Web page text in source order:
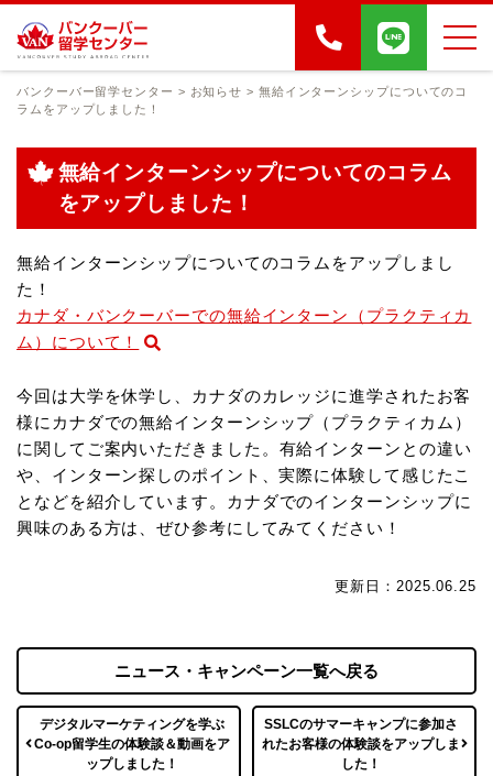
バンクーバー留学センター > お知らせ > 無給インターンシップについてのコ
ラムをアップしました！
無給インターンシップについてのコラム
をアップしました！
無給インターンシップについてのコラムをアップしまし
た！
カナダ・バンクーバーでの無給インターン（プラクティカ
ム）について！
今回は大学を休学し、カナダのカレッジに進学されたお客
様に カナダでの無給インターンシップ（プラクティカム）
に関してご案内いただきました。 有給インターンとの違い
や、インターン探しのポイント、実際に体験して感じたこ
となどを紹介しています。
カナダでのインターンシップに
興味のある方は、ぜひ参考にしてみてください！
更新日：2025.06.25
デジタルマーケティングを学ぶ
Co-op留学生の体験談＆動画をア
ップしました！
ニュース・キャンペーン一覧へ戻る
SSLCのサマーキャンプに参加さ
れたお客様の体験談をアップしま
した！